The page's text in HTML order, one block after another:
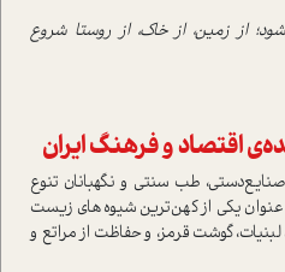
از زمین، از خاک، از روستا شروع
اقتصاد و فرهنگ ایران
صنایع‌دستی، طب سنتی و نگهبانان تنوع
عنوان یکی از کهن‌ترین شیوه‌های زیست
گوشت قرمز، و حفاظت از مراتع و